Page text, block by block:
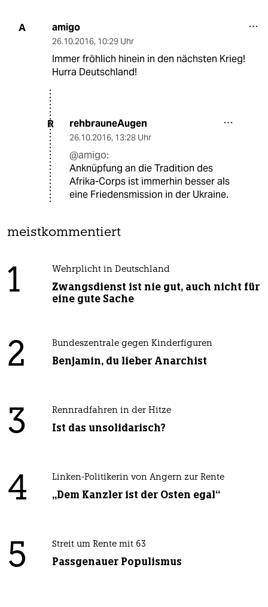
A amigo
26.10.2016, 10:29 Uhr
Immer fröhlich hinein in den nächsten Krieg!
Hurra Deutschland!
R rehbrauneAugen
26.10.2016, 13:28 Uhr
@amigo:
Anknüpfung an die Tradition des
Afrika-Corps ist immerhin besser als
eine Friedensmission in der Ukraine.
meistkommentiert
1 Wehrplicht in Deutschland
Zwangsdienst ist nie gut, auch nicht für
eine gute Sache
2 Bundeszentrale gegen Kinderfiguren
Benjamin, du lieber Anarchist
3 Rennradfahren in der Hitze
Ist das unsolidarisch?
4 Linken-Politikerin von Angern zur Rente
„Dem Kanzler ist der Osten egal“
5 Streit um Rente mit 63
Passgenauer Populismus